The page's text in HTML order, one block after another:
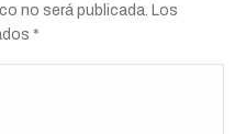
no será publicada. Los
*